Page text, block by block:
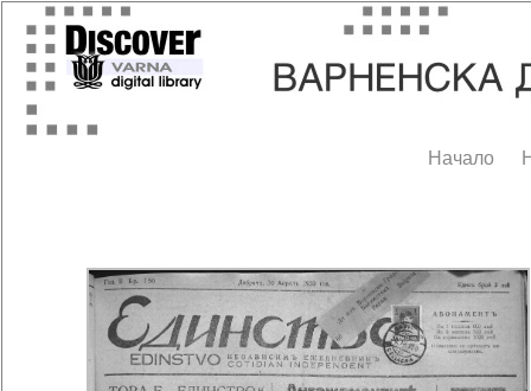
Начало